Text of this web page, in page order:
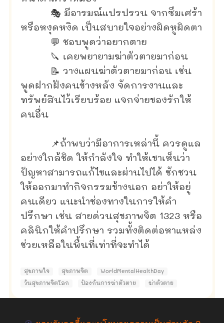
🎭 มีอารมณ์แปรปรวน จากซึมเศร้า
หรือหงุดหงิด เป็นสบายใจอย่างผิดหูผิดตา
💬 ชอบพูดว่าอยากตาย
🔪 เคยพยายามฆ่าตัวตายมาก่อน
📝 วางแผนฆ่าตัวตายมาก่อน เช่น
พูดฝากฝังคนข้างหลัง จัดการงานและ
ทรัพย์สินไว้เรียบร้อย แจกจ่ายของรักให้
คนอื่น
📌ถ้าพบว่ามีอาการเหล่านี้ ควรดูแล
อย่างใกล้ชิด ให้กำลังใจ ทำให้เขาเห็นว่า
ปัญหาสามารถแก้ไขและผ่านไปได้ ชักชวน
ให้ออกมาทำกิจกรรมข้างนอก อย่าให้อยู่
คนเดียว แนะนำช่องทางในการให้คำ
ปรึกษา เช่น สายด่วนสุขภาพจิต 1323 หรือ
คลินิกให้คำปรึกษา รวมทั้งติดต่อหาแหล่ง
ช่วยเหลือในพื้นที่เท่าที่จะทำได้
สุขภาพใจ สุขภาพจิต WorldMentalHealthDay
วันสุขภาพจิตโลก ป้องกันการฆ่าตัวตาย ฆ่าตัวตาย